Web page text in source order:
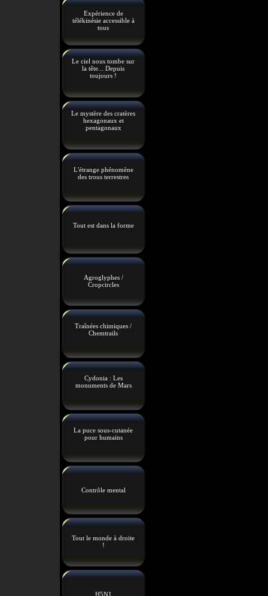
Expérience de
télékinésie accessible à
tous
Le ciel nous tombe sur
la tête... Depuis
toujours !
Le mystère des cratères
hexagonaux et
pentagonaux
L'étrange phénomène
des trous terrestres
Tout est dans la forme
Agroglyphes /
Cropcircles
Traînées chimiques /
Chemtrails
Cydonia : Les
monuments de Mars
La puce sous-cutanée
pour humains
Contrôle mental
Tout le monde à droite
!
H5N1